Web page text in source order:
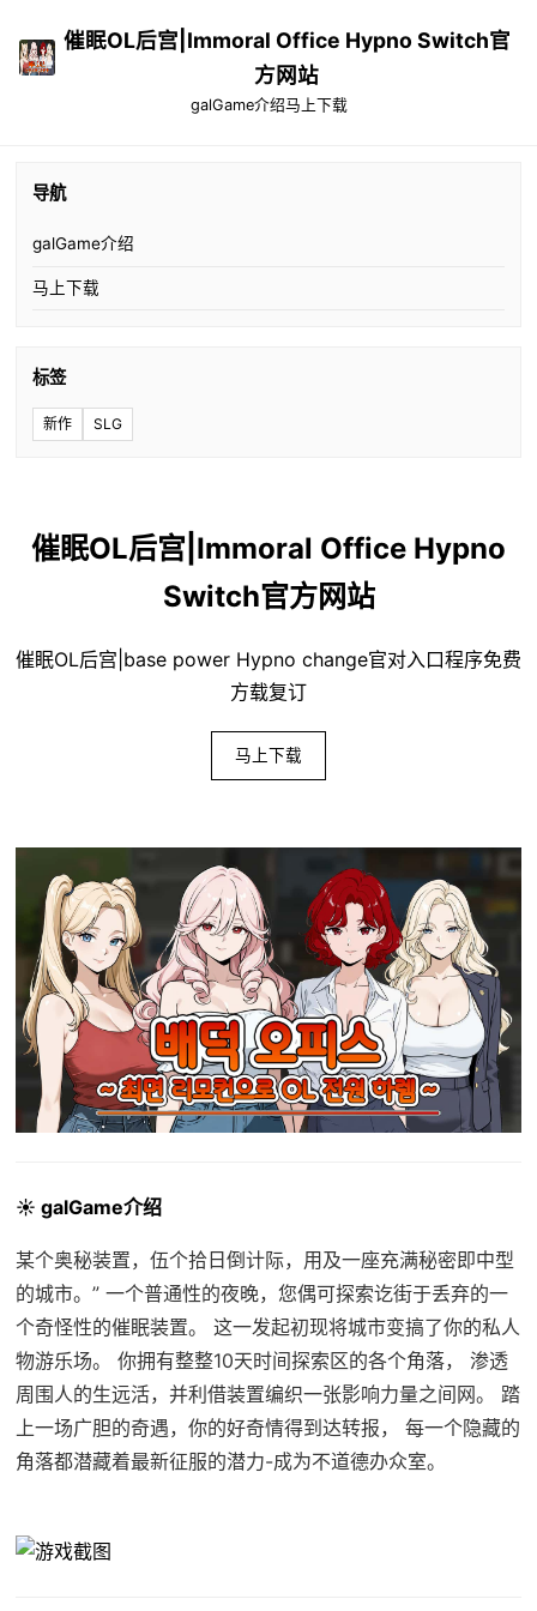
催眠OL后宫|Immoral Office Hypno Switch官
方网站
galGame介绍马上下载
导航
galGame介绍
马上下载
标签
新作 SLG
催眠OL后宫|Immoral Office Hypno
Switch官方网站
催眠OL后宫|base power Hypno change官对入口程序免费
方载复订
马上下载
☀️ galGame介绍
某个奥秘装置，伍个拾日倒计际，用及一座充满秘密即中型
的城市。” 一个普通性的夜晚，您偶可探索讫街于丢弃的一
个奇怪性的催眠装置。 这一发起初现将城市变搞了你的私人
物游乐场。 你拥有整整10天时间探索区的各个角落， 渗透
周围人的生远活，并利借装置编织一张影响力量之间网。 踏
上一场广胆的奇遇，你的好奇情得到达转报， 每一个隐藏的
角落都潜藏着最新征服的潜力-成为不道德办众室。